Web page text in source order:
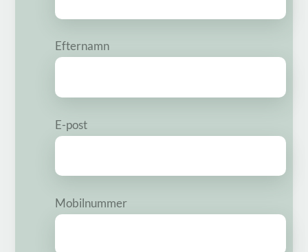
Efternamn
E-post
Mobilnummer